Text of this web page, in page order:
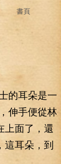
書頁
的耳朵是一
伸手便從林
上面了，還
這耳朵，到